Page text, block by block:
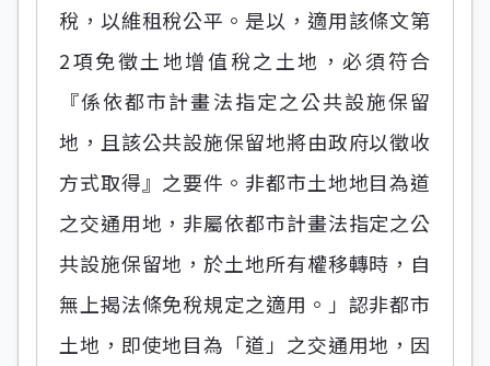
稅，以維租稅公平。是以，適用該條文第
2項免徵土地增值稅之土地，必須符合
『係依都市計畫法指定之公共設施保留
地，且該公共設施保留地將由政府以徵收
方式取得』之要件。非都市土地地目為道
之交通用地，非屬依都市計畫法指定之公
共設施保留地，於土地所有權移轉時，自
無上揭法條免稅規定之適用。」認非都市
土地，即使地目為「道」之交通用地，因